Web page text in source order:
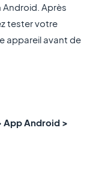
Après
tester votre
appareil avant de
App Android >